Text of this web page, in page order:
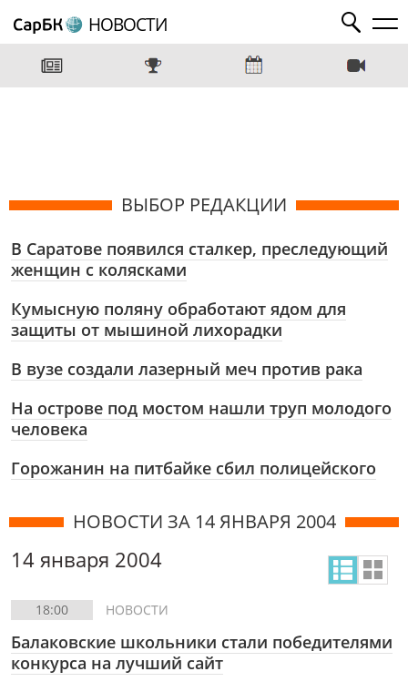
НОВОСТИ
ВЫБОР РЕДАКЦИИ
В Саратове появился сталкер, преследующий
женщин с колясками
Кумысную поляну обработают ядом для
защиты от мышиной лихорадки
В вузе создали лазерный меч против рака
На острове под мостом нашли труп молодого
человека
Горожанин на питбайке сбил полицейского
НОВОСТИ ЗА 14 ЯНВАРЯ 2004
14 января 2004
18:00 НОВОСТИ
Балаковские школьники стали победителями
конкурса на лучший сайт